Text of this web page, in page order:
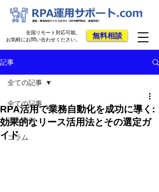
無料相談
全国リモート対応可能。
お気軽にお問い合わせください。
記事
全ての記事
導入事例
コラム
全ての記事
RPA活用で業務自動化を成功に導く:
効果的なリース活用法とその選定ガ
イド